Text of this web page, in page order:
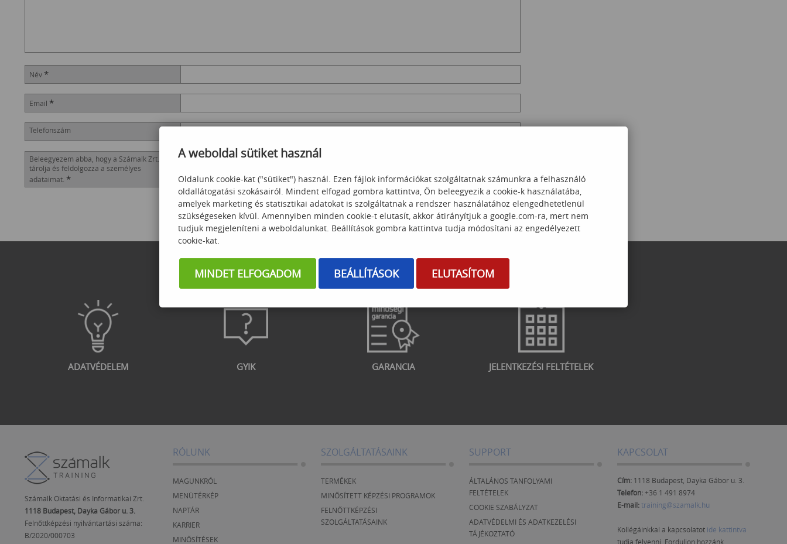
Név *
Email *
Telefonszám
Beleegyezem abba, hogy a Számalk Zrt.
tárolja és feldolgozza a személyes
adataimat. *
ADATVÉDELEM GYIK GARANCIA JELENTKEZÉSI FELTÉTELEK
Számalk Oktatási és Informatikai Zrt.
1118 Budapest, Dayka Gábor u. 3.
Felnőttképzési nyilvántartási száma:
B/2020/000703
RÓLUNK
MAGUNKRÓL
MENÜTÉRKÉP
NAPTÁR
KARRIER
MINŐSÍTÉSEK
SZOLGÁLTATÁSAINK
TERMÉKEK
MINŐSÍTETT KÉPZÉSI PROGRAMOK
FELNŐTTKÉPZÉSI
SZOLGÁLTATÁSAINK
SUPPORT
ÁLTALÁNOS TANFOLYAMI
FELTÉTELEK
COOKIE SZABÁLYZAT
ADATVÉDELMI ÉS ADATKEZELÉSI
TÁJÉKOZTATÓ
KAPCSOLAT
Cím: 1118 Budapest, Dayka Gábor u. 3.
Telefon:+36 1 491 8974
E-mail:training@szamalk.hu
Kollégáinkkal a kapcsolatot ide kattintva
tudja felvenni. Forduljon hozzánk
A weboldal sütiket használ
Oldalunk cookie-kat ("sütiket") használ. Ezen fájlok információkat szolgáltatnak számunkra a felhasználó
oldallátogatási szokásairól. Mindent elfogad gombra kattintva, Ön beleegyezik a cookie-k használatába,
amelyek marketing és statisztikai adatokat is szolgáltatnak a rendszer használatához elengedhetetlenül
szükségeseken kívül. Amennyiben minden cookie-t elutasít, akkor átirányítjuk a google.com-ra, mert nem
tudjuk megjeleníteni a weboldalunkat. Beállítások gombra kattintva tudja módosítani az engedélyezett
cookie-kat.
MINDET ELFOGADOM BEÁLLÍTÁSOK ELUTASÍTOM